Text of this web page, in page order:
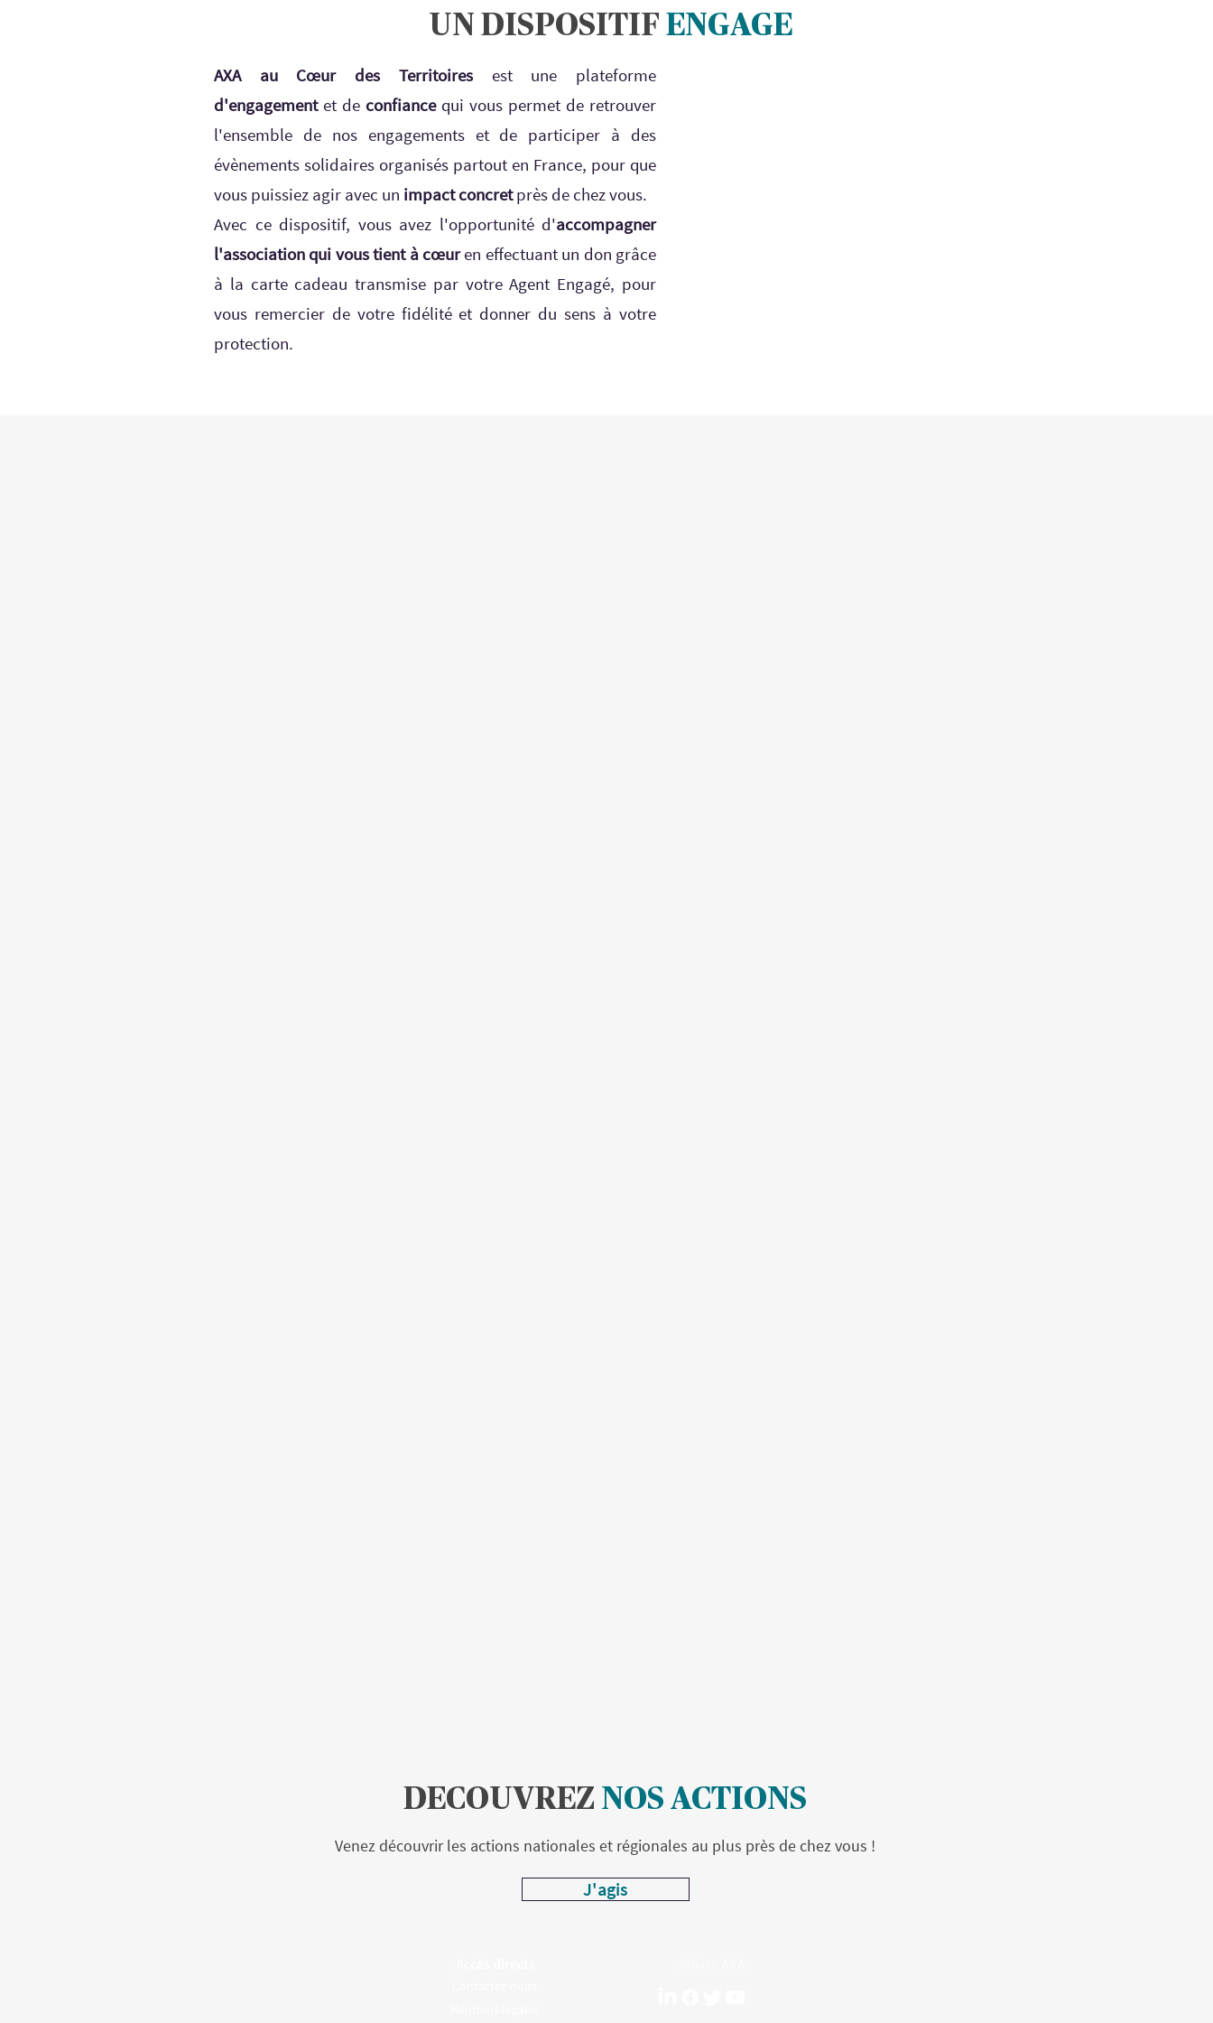
UN DISPOSITIF ENGAGE
AXA au Cœur des Territoiresest une plateforme
d'engagementet de confiancequi vous permet de retrouver
l'ensemble de nos engagements et de participer à des
évènements solidaires organisés partout en France, pour que
vous puissiez agir avec un impact concretprès de chez vous.
Avec ce dispositif, vous avez l'opportunité d'accompagner
l'association qui vous tient à cœuren effectuant un don grâce
à la carte cadeau transmise par votre Agent Engagé, pour
vous remercier de votre fidélité et donner du sens à votre
protection.
DECOUVREZ NOS ACTIONS
Venez découvrir les actions nationales et régionales au plus près de chez vous !
J'agis